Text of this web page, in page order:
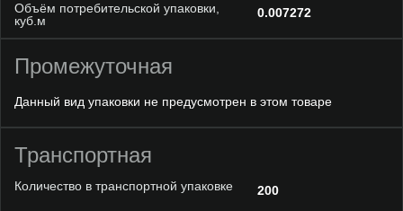
Объём потребительской упаковки,
куб.м
0.007272
Промежуточная
Данный вид упаковки не предусмотрен в этом товаре
Транспортная
Количество в транспортной упаковке 200